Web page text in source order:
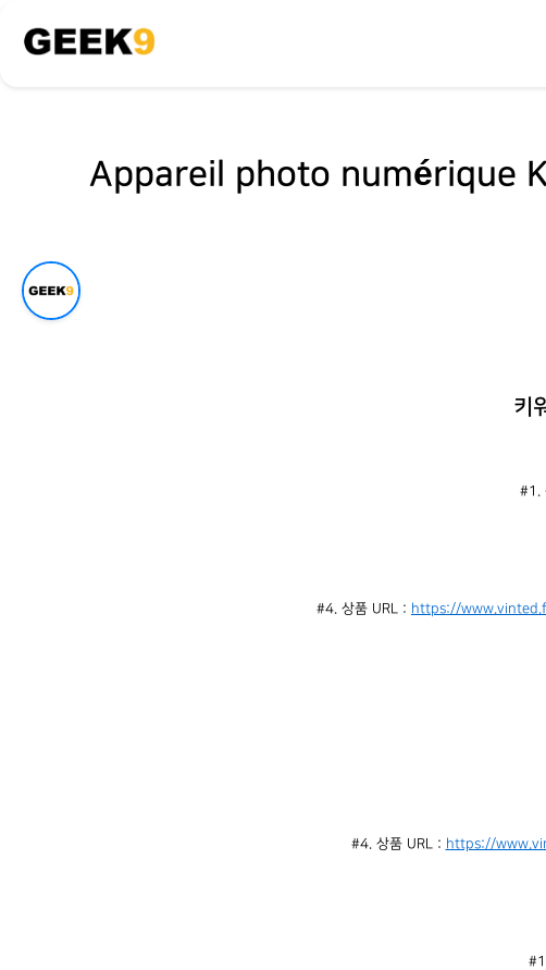
Appareil photo numérique
키
#1.
#4. 상품 URL : https://
#4. 상품 URL : https://